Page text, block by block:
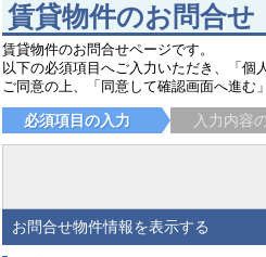
賃貸物件のお問合せ
賃貸物件のお問合せページです。
以下の必須項目へご入力いただき、「個
ご同意の上、「同意して確認画面へ進む
必須項目の入力 入力内容
お問合せ物件情報を表示する